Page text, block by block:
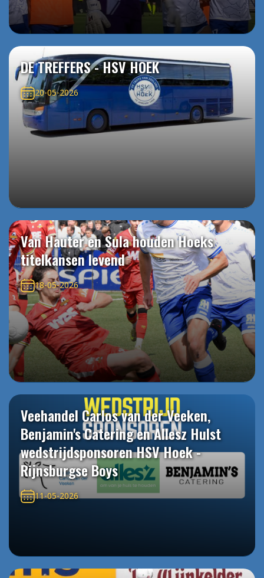
DE TREFFERS - HSV HOEK
20-05-2026
Van Hauter en Sula houden Hoeks
titelkansen levend
18-05-2026
Veehandel Carlos van der Veeken,
Benjamin's Catering en Allesz Hulst
wedstrijdsponsoren HSV Hoek -
Rijnsburgse Boys
11-05-2026